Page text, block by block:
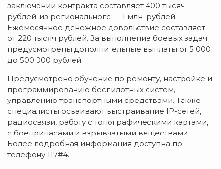
заключении контракта составляет 400 тысяч
рублей, из регионального — 1 млн рублей.
Ежемесячное денежное довольствие составляет
от 220 тысяч рублей. За выполнение боевых задач
предусмотрены дополнительные выплаты от 5 000
до 500 000 рублей.
Предусмотрено обучение по ремонту, настройке и
программированию беспилотных систем,
управлению транспортными средствами. Также
специалисты осваивают выстраивание IP-сетей,
радиосвязи, работу с топографическими картами,
с боеприпасами и взрывчатыми веществами.
Более подробная информация доступна по
телефону 117#4.